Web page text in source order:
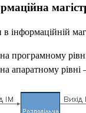
інформаційній
на програмному
на апаратному